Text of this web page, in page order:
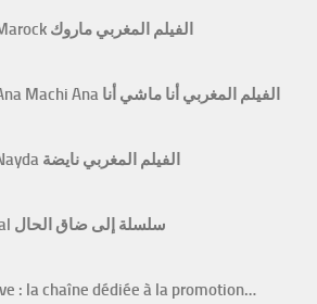
Film Marocain Marock الفيلم المغربي ماروك
Film marocain Ana Machi Ana الفيلم المغربي أنا ماشي أنا
Film marocain Nayda الفيلم المغربي نايضة
Série Ila Da9 Lhal سلسلة إلى ضاق الحال
: la chaîne dédiée à la promotion…